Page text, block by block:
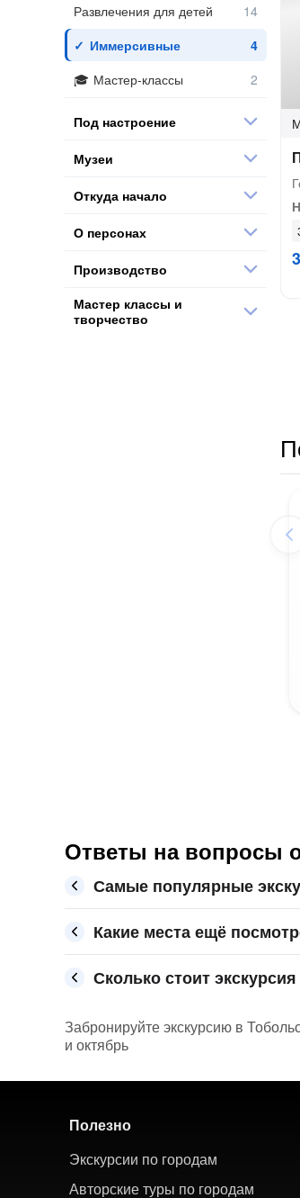
Развлечения для детей
Иммерсивные
Мастер-классы
Под настроение
Музеи
Откуда начало
О персонах
Производство
Мастер классы и
творчество
Ответы на вопросы
Самые популярные
Какие места ещё
Сколько стоит
Забронируйте экскурсию в
и октябрь
Полезно
Экскурсии по городам
Авторские туры по городам